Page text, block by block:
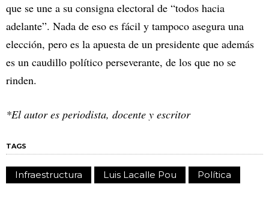
que se une a su consigna electoral de “todos hacia
adelante”. Nada de eso es fácil y tampoco asegura una
elección, pero es la apuesta de un presidente que además
es un caudillo político perseverante, de los que no se
rinden.
*El autor es periodista, docente y escritor
TAGS
Infraestructura Luis Lacalle Pou Política